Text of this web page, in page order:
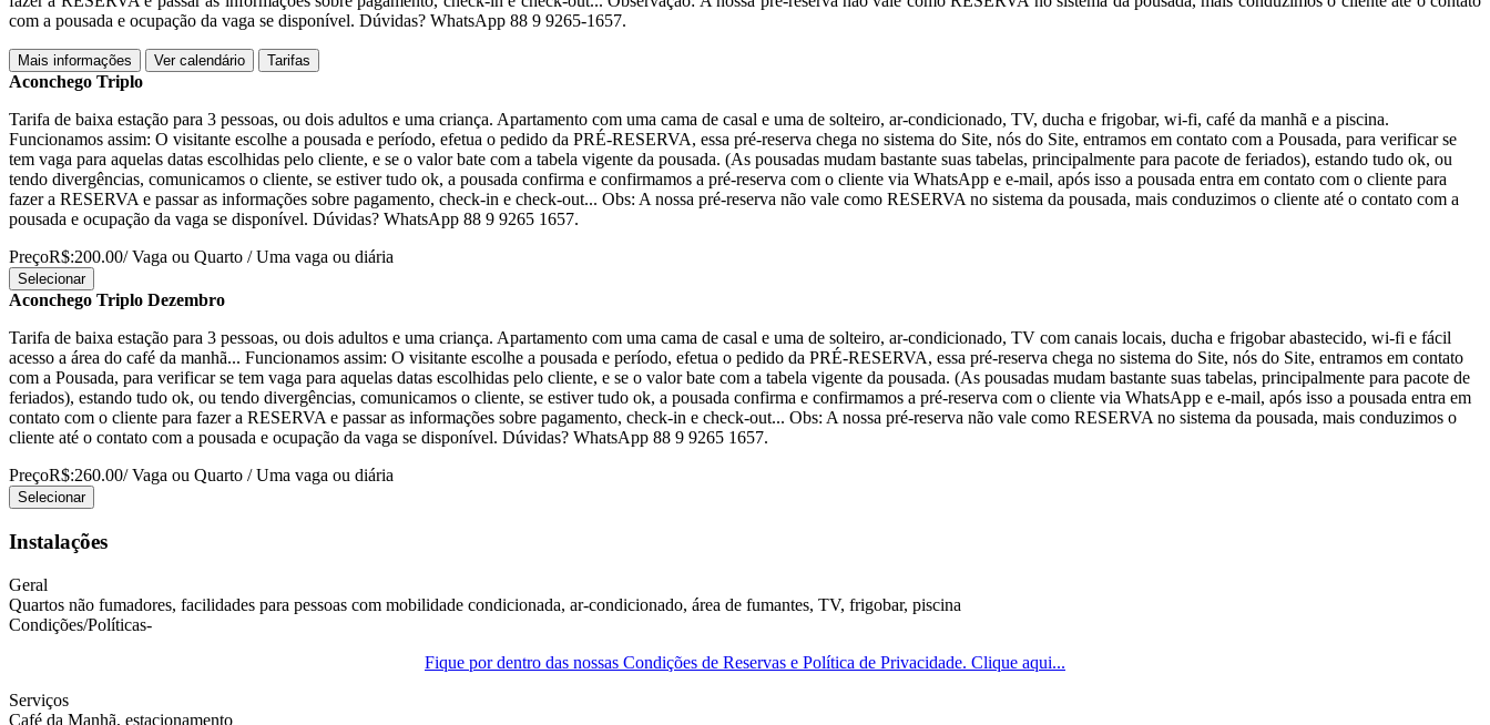
com a pousada e ocupação da vaga se disponível. Dúvidas? WhatsApp 88 9 9265-1657.
Mais informações Ver calendário Tarifas
Aconchego Triplo
Tarifa de baixa estação para 3 pessoas, ou dois adultos e uma criança. Apartamento com uma cama de casal e uma de solteiro, ar-condicionado, TV, ducha e frigobar, wi-fi, café da manhã e a piscina.
Funcionamos assim: O visitante escolhe a pousada e período, efetua o pedido da PRÉ-RESERVA, essa pré-reserva chega no sistema do Site, nós do Site, entramos em contato com a Pousada, para verificar se
tem vaga para aquelas datas escolhidas pelo cliente, e se o valor bate com a tabela vigente da pousada. (As pousadas mudam bastante suas tabelas, principalmente para pacote de feriados), estando tudo ok, ou
tendo divergências, comunicamos o cliente, se estiver tudo ok, a pousada confirma e confirmamos a pré-reserva com o cliente via WhatsApp e e-mail, após isso a pousada entra em contato com o cliente para
fazer a RESERVA e passar as informações sobre pagamento, check-in e check-out... Obs: A nossa pré-reserva não vale como RESERVA no sistema da pousada, mais conduzimos o cliente até o contato com a
pousada e ocupação da vaga se disponível. Dúvidas? WhatsApp 88 9 9265 1657.
PreçoR$:200.00/ Vaga ou Quarto / Uma vaga ou diária
Selecionar
Aconchego Triplo Dezembro
Tarifa de baixa estação para 3 pessoas, ou dois adultos e uma criança. Apartamento com uma cama de casal e uma de solteiro, ar-condicionado, TV com canais locais, ducha e frigobar abastecido, wi-fi e fácil
acesso a área do café da manhã... Funcionamos assim: O visitante escolhe a pousada e período, efetua o pedido da PRÉ-RESERVA, essa pré-reserva chega no sistema do Site, nós do Site, entramos em contato
com a Pousada, para verificar se tem vaga para aquelas datas escolhidas pelo cliente, e se o valor bate com a tabela vigente da pousada. (As pousadas mudam bastante suas tabelas, principalmente para pacote de
feriados), estando tudo ok, ou tendo divergências, comunicamos o cliente, se estiver tudo ok, a pousada confirma e confirmamos a pré-reserva com o cliente via WhatsApp e e-mail, após isso a pousada entra em
contato com o cliente para fazer a RESERVA e passar as informações sobre pagamento, check-in e check-out... Obs: A nossa pré-reserva não vale como RESERVA no sistema da pousada, mais conduzimos o
cliente até o contato com a pousada e ocupação da vaga se disponível. Dúvidas? WhatsApp 88 9 9265 1657.
PreçoR$:260.00/ Vaga ou Quarto / Uma vaga ou diária
Selecionar
Instalações
Geral
Quartos não fumadores, facilidades para pessoas com mobilidade condicionada, ar-condicionado, área de fumantes, TV, frigobar, piscina
Condições/Políticas-
Fique por dentro das nossas Condições de Reservas e Política de Privacidade. Clique aqui...
Serviços
Café da Manhã, estacionamento